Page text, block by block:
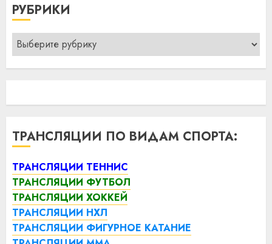
РУБРИКИ
Рубрики
ТРАНСЛЯЦИИ ПО ВИДАМ СПОРТА:
ТРАНСЛЯЦИИ ТЕННИС
ТРАНСЛЯЦИИ ФУТБОЛ
ТРАНСЛЯЦИИ ХОККЕЙ
ТРАНСЛЯЦИИ НХЛ
ТРАНСЛЯЦИИ ФИГУРНОЕ КАТАНИЕ